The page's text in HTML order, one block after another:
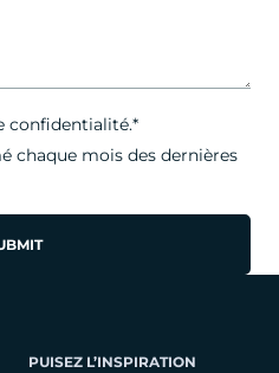
confidentialité.*
chaque mois des dernières
PUISEZ L’INSPIRATION